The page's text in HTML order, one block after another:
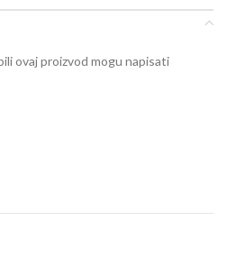
ovaj proizvod mogu napisati